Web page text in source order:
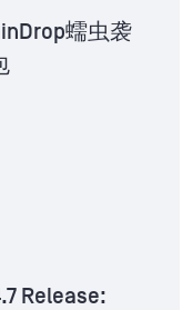
蠕虫袭
Release: